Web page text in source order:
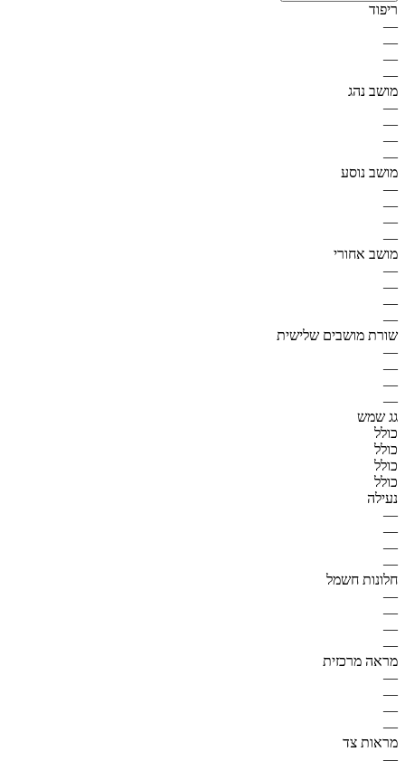
ריפוד
—
—
—
—
מושב נהג
—
—
—
—
מושב נוסע
—
—
—
—
מושב אחורי
—
—
—
—
שורת מושבים שלישית
—
—
—
—
גג שמש
כולל
כולל
כולל
כולל
נעילה
—
—
—
—
חלונות חשמל
—
—
—
—
מראה מרכזית
—
—
—
—
מראות צד